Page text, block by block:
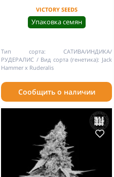
VICTORY SEEDS
Упаковка семян
Тип сорта:
САТИВА/ИНДИКА/
РУДЕРАЛИС
Вид сорта (генетика): Jack
Hammer x Ruderalis
Сообщить о наличии